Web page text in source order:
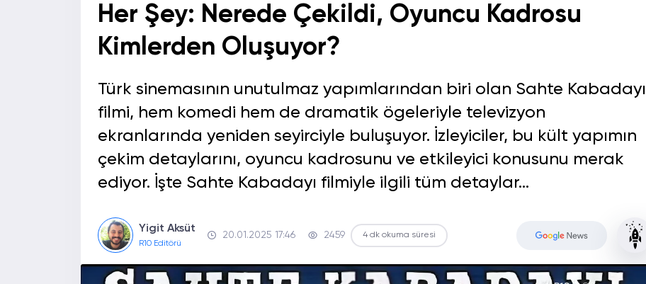
Her Şey: Nerede Çekildi, Oyuncu Kadrosu
Kimlerden Oluşuyor?
Türk sinemasının unutulmaz yapımlarından biri olan Sahte Kabadayı
filmi, hem komedi hem de dramatik ögeleriyle televizyon
ekranlarında yeniden seyirciyle buluşuyor. İzleyiciler, bu kült yapımın
çekim detaylarını, oyuncu kadrosunu ve etkileyici konusunu merak
ediyor. İşte Sahte Kabadayı filmiyle ilgili tüm detaylar...
Yigit Aksüt
R10 Editörü
20.01.2025 17:46 2459 4 dk okuma süresi